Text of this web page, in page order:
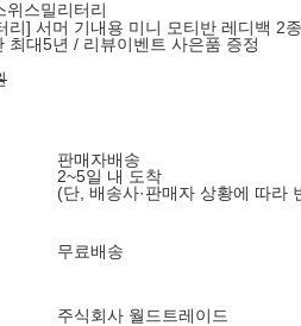
위스밀리터리
리] 서머 기내용 미니 모티반 레디백 2
최대5년 / 리뷰이벤트 사은품 증정
판매자배송
2~5일 내 도착
(단, 배송사·판매자 상황에 따라
무료배송
주식회사 월드트레이드